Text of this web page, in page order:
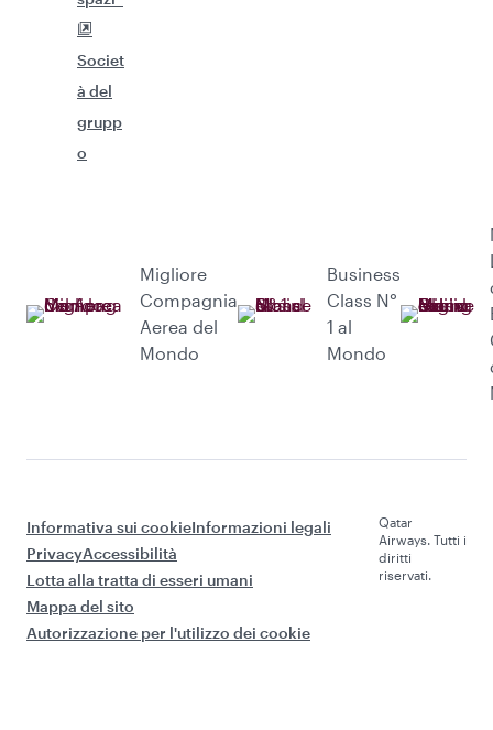
Societ
à del
grupp
o
Migliore
Compagnia
Aerea del
Mondo
Business
Class N°
1 al
Mondo
Informativa sui cookieInformazioni legali
PrivacyAccessibilità
Lotta alla tratta di esseri umani
Mappa del sito
Autorizzazione per l'utilizzo dei cookie
Qatar
Airways. Tutti i
diritti
riservati.